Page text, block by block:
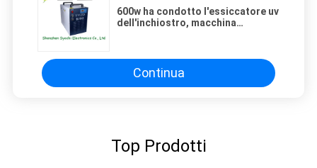
600w ha condotto l'essiccatore uv
dell'inchiostro, macchina
Continua
Top Prodotti